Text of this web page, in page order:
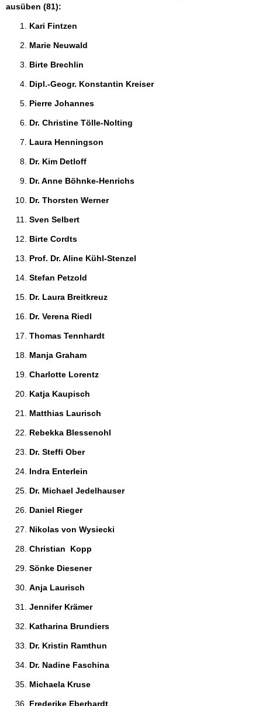
ausüben (81):
Kari Fintzen
Marie Neuwald
Birte Brechlin
Dipl.-Geogr. Konstantin Kreiser
Pierre Johannes
Dr. Christine Tölle-Nolting
Laura Henningson
Dr. Kim Detloff
Dr. Anne Böhnke-Henrichs
Dr. Thorsten Werner
Sven Selbert
Birte Cordts
Prof. Dr. Aline Kühl-Stenzel
Stefan Petzold
Dr. Laura Breitkreuz
Dr. Verena Riedl
Thomas Tennhardt
Manja Graham
Charlotte Lorentz
Katja Kaupisch
Matthias Laurisch
Rebekka Blessenohl
Dr. Steffi Ober
Indra Enterlein
Dr. Michael Jedelhauser
Daniel Rieger
Nikolas von Wysiecki
Christian  Kopp
Sönke Diesener
Anja Laurisch
Jennifer Krämer
Katharina Brundiers
Dr. Kristin Ramthun
Dr. Nadine Faschina
Michaela Kruse
Frederike Eberhardt